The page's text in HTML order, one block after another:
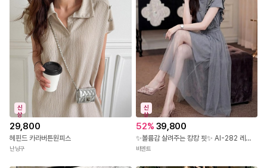
신
상
29,800
헤핀드 카라버튼원피스
난닝구
신
상
52% 39,800
✨볼륨감 살려주는 캉캉 핏✨ AI-282 레이스 숄더 캉캉 롱 원피스
비엔트